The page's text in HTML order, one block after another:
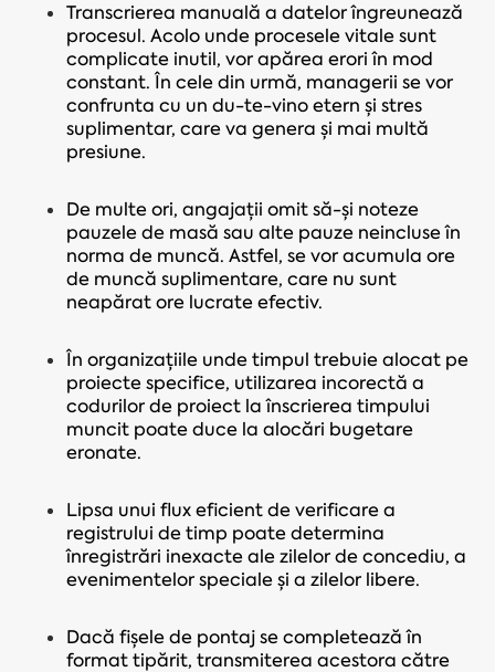
Transcrierea manuală a datelor îngreunează
procesul. Acolo unde procesele vitale sunt
complicate inutil, vor apărea erori în mod
constant. În cele din urmă, managerii se vor
confrunta cu un du-te-vino etern și stres
suplimentar, care va genera și mai multă
presiune.
De multe ori, angajații omit să-și noteze
pauzele de masă sau alte pauze neincluse în
norma de muncă. Astfel, se vor acumula ore
de muncă suplimentare, care nu sunt
neapărat ore lucrate efectiv.
În organizațiile unde timpul trebuie alocat pe
proiecte specifice, utilizarea incorectă a
codurilor de proiect la înscrierea timpului
muncit poate duce la alocări bugetare
eronate.
Lipsa unui flux eficient de verificare a
registrului de timp poate determina
înregistrări inexacte ale zilelor de concediu, a
evenimentelor speciale și a zilelor libere.
Dacă fișele de pontaj se completează în
format tipărit, transmiterea acestora către